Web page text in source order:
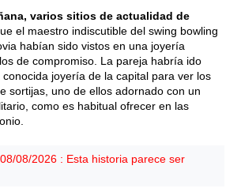
varios sitios de actualidad de
el maestro indiscutible del swing bowling
habían sido vistos en una joyería
de compromiso. La pareja habría ido
joyería de la capital para ver los
sortijas, uno de ellos adornado con un
como es habitual ofrecer en las
08/2026 : Esta historia parece ser